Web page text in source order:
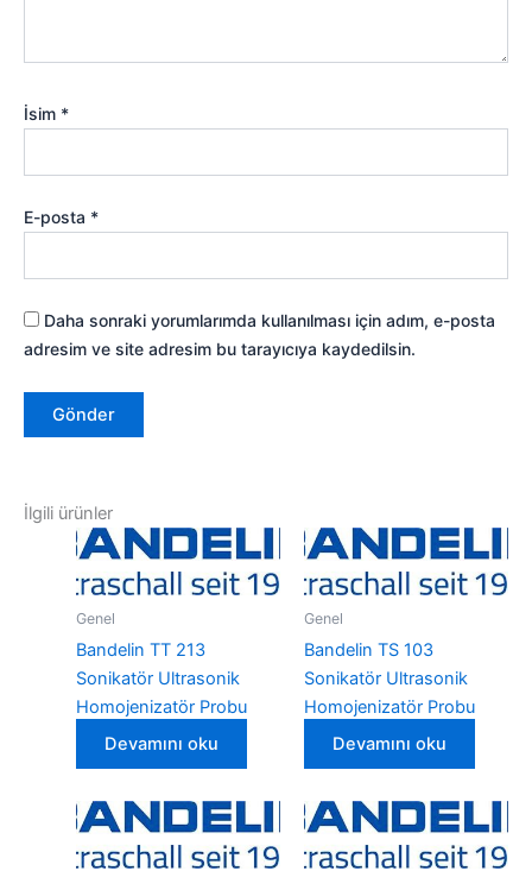
İsim *
E-posta *
Daha sonraki yorumlarımda kullanılması için adım, e-posta
adresim ve site adresim bu tarayıcıya kaydedilsin.
İlgili ürünler
Genel
Bandelin TT 213
Sonikatör Ultrasonik
Homojenizatör Probu
Devamını oku
Genel
Bandelin TS 103
Sonikatör Ultrasonik
Homojenizatör Probu
Devamını oku